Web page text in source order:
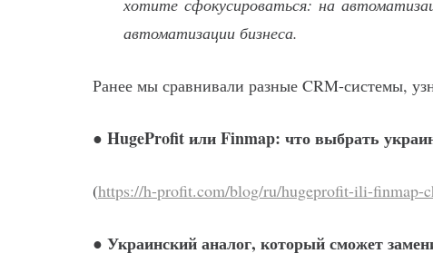
автоматизации бизнеса.
Ранее мы сравнивали разные CRM-системы,
● HugeProfit или Finmap: что выбрать
(https://h-profit.com/blog/ru/hugeprofit-ili-finmap-
● Украинский аналог, который сможет